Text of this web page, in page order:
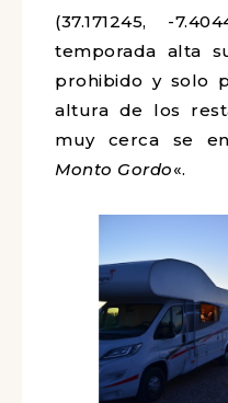
un lujo.
Como siempre
directo a los
también las
este
alta suelen
solo puedes
los
cerca se
Gordo«.